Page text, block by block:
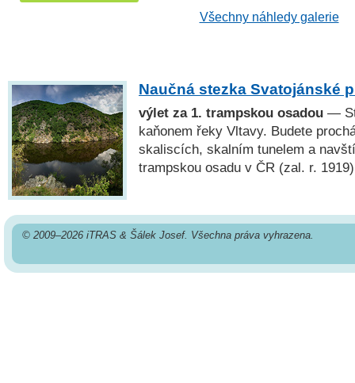
Všechny náhledy galerie
Naučná stezka Svatojánské
výlet za 1. trampskou osadou —
kaňonem řeky Vltavy. Budete
skaliscích, skalním tunelem a
trampskou osadu v ČR (zal. r.
© 2009–2026 iTRAS & Šálek Josef. Všechna práva vyhrazena.